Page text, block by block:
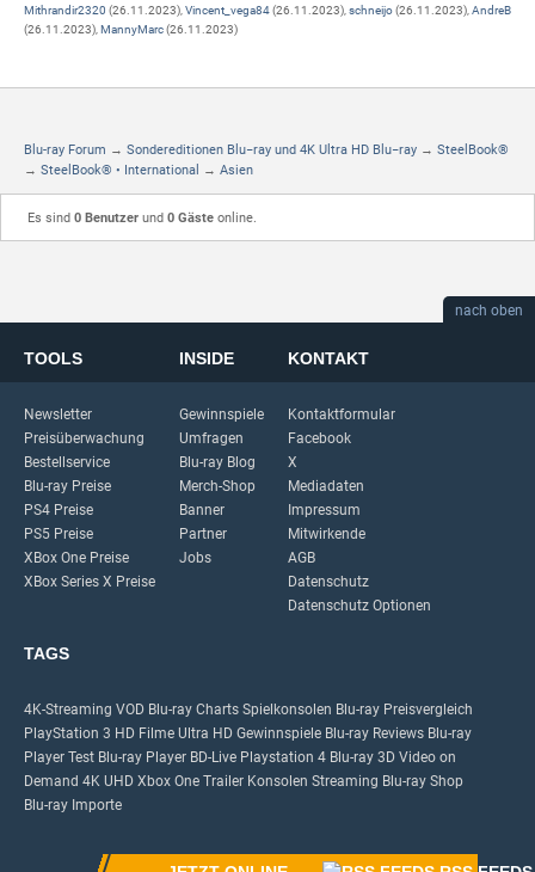
Mithrandir2320 (26.11.2023),Vincent_vega84(26.11.2023),schneijo(26.11.2023),AndreB
(26.11.2023),MannyMarc(26.11.2023)
Blu-ray Forum → Sondereditionen Blu−ray und 4K Ultra HD Blu−ray → SteelBook®
→ SteelBook® • International → Asien
Es sind 0 Benutzerund 0 Gästeonline.
nach oben
TOOLS
Newsletter
Preisüberwachung
Bestellservice
Blu-ray Preise
PS4 Preise
PS5 Preise
XBox One Preise
XBox Series X Preise
INSIDE
Gewinnspiele
Umfragen
Blu-ray Blog
Merch-Shop
Banner
Partner
Jobs
KONTAKT
Kontaktformular
Facebook
X
Mediadaten
Impressum
Mitwirkende
AGB
Datenschutz
Datenschutz Optionen
TAGS
4K-Streaming VOD Blu-ray Charts Spielkonsolen Blu-ray Preisvergleich
PlayStation 3 HD Filme Ultra HD Gewinnspiele Blu-ray Reviews Blu-ray
Player Test Blu-ray Player BD-Live Playstation 4 Blu-ray 3D Video on
Demand 4K UHD Xbox One Trailer Konsolen Streaming Blu-ray Shop
Blu-ray Importe